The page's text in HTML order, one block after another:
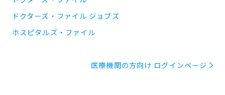
ドクターズ・ファイル ジョブズ
ホスピタルズ・ファイル
医療機関の方向け ログインページ